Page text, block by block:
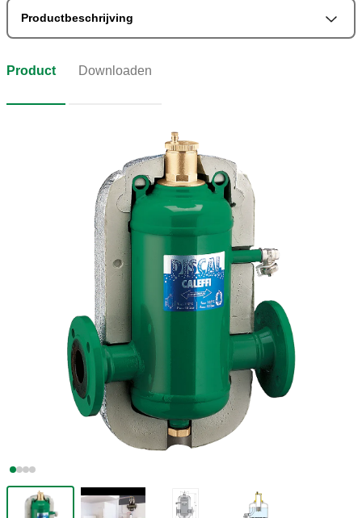
Productbeschrijving
Product Downloaden